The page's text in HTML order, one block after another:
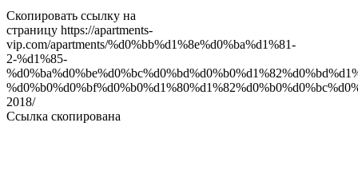
Скопировать ссылку на
страницу https://apartments-
vip.com/apartments/%d0%bb%d1%8e%d0%ba%d1%81-
2-%d1%85-
2018/
Ссылка скопирована